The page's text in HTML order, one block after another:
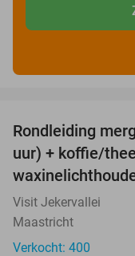
Rondleiding
uur) + koffie/
Visit Jekervallei
Maastricht
Verkocht: 400